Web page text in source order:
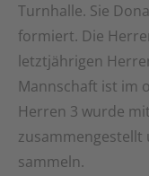
Turnhalle. Sie
formiert. Die
letztjährigen
Mannschaft ist im
Herren 3 wurde
zusammengestellt
sammeln.